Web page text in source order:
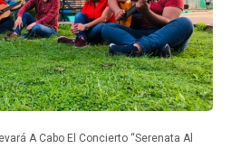
A Cabo El Concierto “Serenata Al